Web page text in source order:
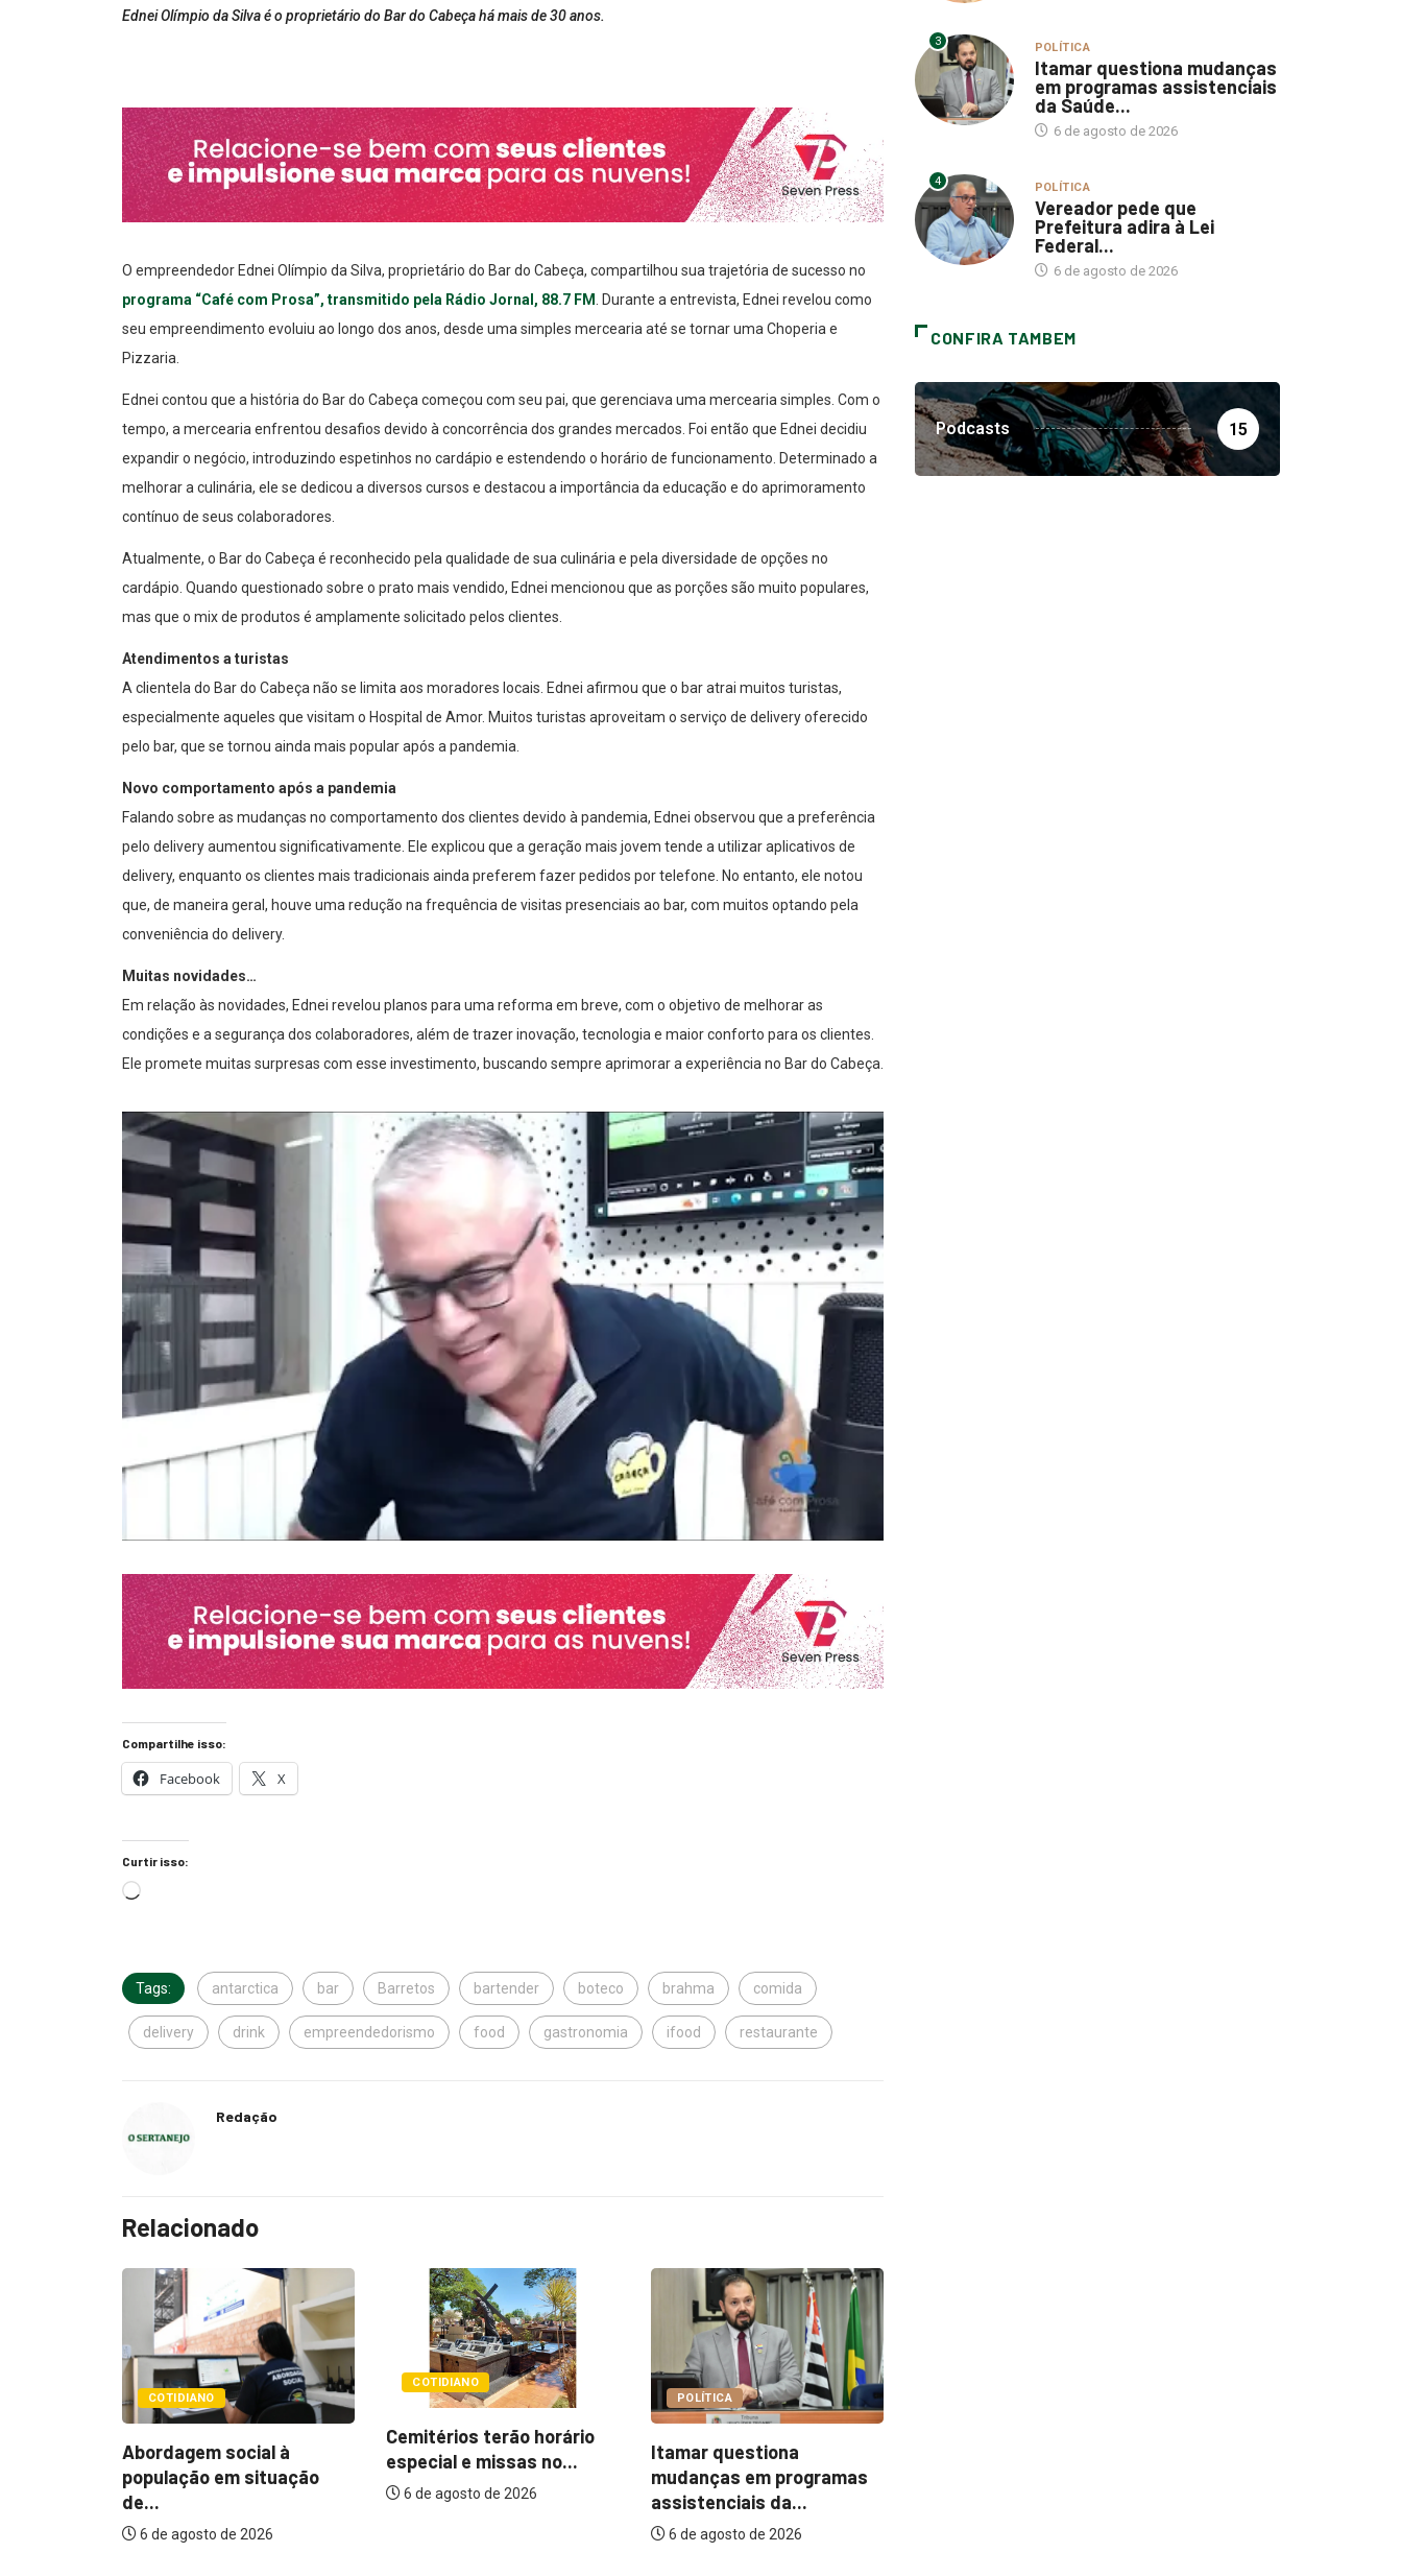
Ednei Olímpio da Silva é o proprietário do Bar do Cabeça há mais de 30 anos.
O empreendedor Ednei Olímpio da Silva, proprietário do Bar do Cabeça, compartilhou sua trajetória de sucesso no
programa “Café com Prosa”, transmitido pela Rádio Jornal, 88.7 FM
. Durante a entrevista, Ednei revelou como
seu empreendimento evoluiu ao longo dos anos, desde uma simples mercearia até se tornar uma Choperia e
Pizzaria.
Ednei contou que a história do Bar do Cabeça começou com seu pai, que gerenciava uma mercearia simples. Com o
tempo, a mercearia enfrentou desafios devido à concorrência dos grandes mercados. Foi então que Ednei decidiu
expandir o negócio, introduzindo espetinhos no cardápio e estendendo o horário de funcionamento. Determinado a
melhorar a culinária, ele se dedicou a diversos cursos e destacou a importância da educação e do aprimoramento
contínuo de seus colaboradores.
Atualmente, o Bar do Cabeça é reconhecido pela qualidade de sua culinária e pela diversidade de opções no
cardápio. Quando questionado sobre o prato mais vendido, Ednei mencionou que as porções são muito populares,
mas que o mix de produtos é amplamente solicitado pelos clientes.
Atendimentos a turistas
A clientela do Bar do Cabeça não se limita aos moradores locais. Ednei afirmou que o bar atrai muitos turistas,
especialmente aqueles que visitam o Hospital de Amor. Muitos turistas aproveitam o serviço de delivery oferecido
pelo bar, que se tornou ainda mais popular após a pandemia.
Novo comportamento após a pandemia
Falando sobre as mudanças no comportamento dos clientes devido à pandemia, Ednei observou que a preferência
pelo delivery aumentou significativamente. Ele explicou que a geração mais jovem tende a utilizar aplicativos de
delivery, enquanto os clientes mais tradicionais ainda preferem fazer pedidos por telefone. No entanto, ele notou
que, de maneira geral, houve uma redução na frequência de visitas presenciais ao bar, com muitos optando pela
conveniência do delivery.
Muitas novidades…
Em relação às novidades, Ednei revelou planos para uma reforma em breve, com o objetivo de melhorar as
condições e a segurança dos colaboradores, além de trazer inovação, tecnologia e maior conforto para os clientes.
Ele promete muitas surpresas com esse investimento, buscando sempre aprimorar a experiência no Bar do Cabeça.
Compartilhe isso:
Facebook X
Curtir isso:
Tags: antarctica bar Barretos bartender boteco brahma comida
delivery drink empreendedorismo food gastronomia ifood restaurante
Redação
Relacionado
COTIDIANO
especial e missas no...
6 de agosto de 2026
POLÍTICA
Itamar questiona
mudanças em programas
assistenciais da...
COTIDIANO
Abordagem social à
população em situação
de...
6 de agosto de 2026
3 POLÍTICA
Itamar questiona mudanças
em programas assistenciais
da Saúde...
6 de agosto de 2026
4 POLÍTICA
Vereador pede que
Prefeitura adira à Lei
Federal...
6 de agosto de 2026
CONFIRA TAMBEM
Podcasts 15